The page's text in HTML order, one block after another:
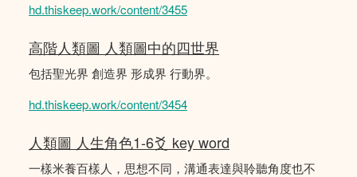
hd.thiskeep.work/content/3455
高階人類圖 人類圖中的四世界
包括聖光界 創造界 形成界 行動界。
hd.thiskeep.work/content/3454
人類圖 人生角色1-6爻 key word
一樣米養百樣人，思想不同，溝通表達與聆聽角度也不